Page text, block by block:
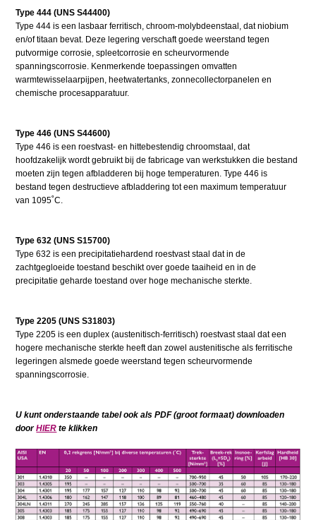
Type 444 (UNS S44400)
Type 444 is een lasbaar ferritisch, chroom-molybdeenstaal, dat niobium
en/of titaan bevat. Deze legering verschaft goede weerstand tegen
putvormige corrosie, spleetcorrosie en scheurvormende
spanningscorrosie. Kenmerkende toepassingen omvatten
warmtewisselaarpijpen, heetwatertanks, zonnecollectorpanelen en
chemische procesapparatuur.
Type 446 (UNS S44600)
Type 446 is een roestvast- en hittebestendig chroomstaal, dat
hoofdzakelijk wordt gebruikt bij de fabricage van werkstukken die bestand
moeten zijn tegen afbladderen bij hoge temperaturen. Type 446 is
bestand tegen destructieve afbladdering tot een maximum temperatuur
van 1095˚C.
Type 632 (UNS S15700)
Type 632 is een precipitatiehardend roestvast staal dat in de
zachtgegloeide toestand beschikt over goede taaiheid en in de
precipitatie geharde toestand over hoge mechanische sterkte.
Type 2205 (UNS S31803)
Type 2205 is een duplex (austenitisch-ferritisch) roestvast staal dat een
hogere mechanische sterkte heeft dan zowel austenitische als ferritische
legeringen alsmede goede weerstand tegen scheurvormende
spanningscorrosie.
U kunt onderstaande tabel ook als PDF (groot formaat) downloaden
doorHIER te klikken